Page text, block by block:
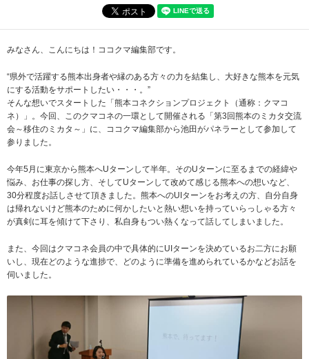
みなさん、こんにちは！ココクマ編集部です。
“県外で活躍する熊本出身者や縁のある方々の力を結集し、大好きな熊本を元気
にする活動をサポートしたい・・・。”
そんな想いでスタートした「熊本コネクションプロジェクト（通称：クマコ
ネ）」。今回、このクマコネの一環として開催される「第3回熊本のミカタ交流
会～移住のミカタ～」に、ココクマ編集部から池田がパネラーとして参加して
参りました。
今年5月に東京から熊本へUターンして半年。そのUターンに至るまでの経緯や
悩み、お仕事の探し方、そしてUターンして改めて感じる熊本への想いなど、
30分程度お話しさせて頂きました。熊本へのUIターンをお考えの方、自分自身
は帰れないけど熊本のために何かしたいと熱い想いを持っていらっしゃる方々
が真剣に耳を傾けて下さり、私自身もつい熱くなって話してしまいました。
また、今回はクマコネ会員の中で具体的にUIターンを決めているお二方にお願
いし、現在どのような進捗で、どのように準備を進められているかなどお話を
伺いました。